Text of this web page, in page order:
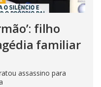
filho
familiar
assassino para